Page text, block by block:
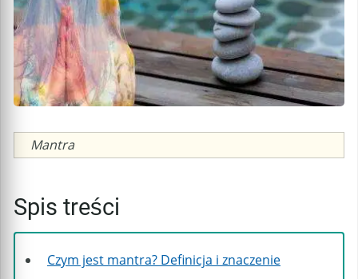
Caption
Mantra
Spis treści
Czym jest mantra? Definicja i znaczenie